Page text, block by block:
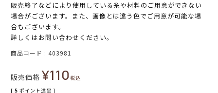
販売終了などにより使用している糸や材料のご用意ができない
場合がございます。また、画像とは違う色でご用意が可能な場
合もございます。
詳しくはお問い合わせください。
商品コード 403981
販売価格 ¥110税込
[ 5 ポイント進呈 ]